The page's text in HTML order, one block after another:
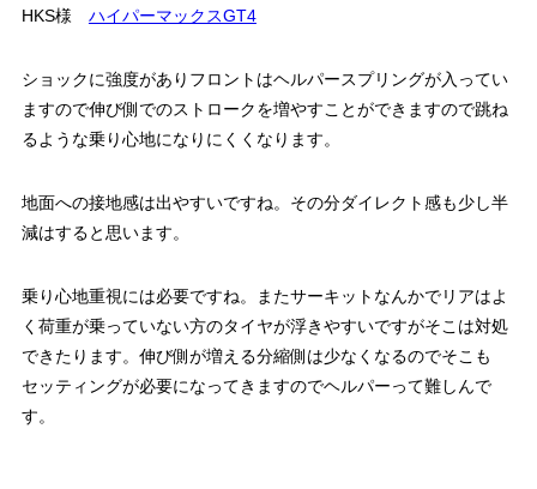
HKS様 ハイパーマックスGT4
ショックに強度がありフロントはヘルパースプリングが入ってい
ますので伸び側でのストロークを増やすことができますので跳ね
るような乗り心地になりにくくなります。
地面への接地感は出やすいですね。その分ダイレクト感も少し半
減はすると思います。
乗り心地重視には必要ですね。またサーキットなんかでリアはよ
く荷重が乗っていない方のタイヤが浮きやすいですがそこは対処
できたります。伸び側が増える分縮側は少なくなるのでそこも
セッティングが必要になってきますのでヘルパーって難しんで
す。